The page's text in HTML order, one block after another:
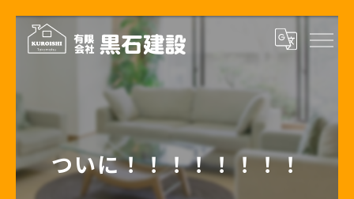
ついに！！！！！！！！